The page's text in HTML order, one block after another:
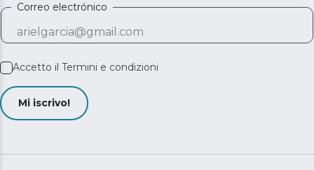
Correo electrónico
Accetto il Termini e condizioni
Mi iscrivo!